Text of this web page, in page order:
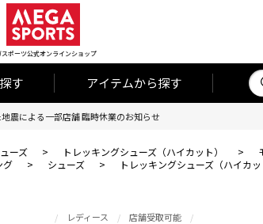
スポーツ公式オンラインショップ
す アイテムから探す
震による一部店舗 臨時休業のお知らせ
ーズ > トレッキングシューズ（ハイカット） >
グ > シューズ > トレッキングシューズ（ハイカッ
レディース 店舗受取可能